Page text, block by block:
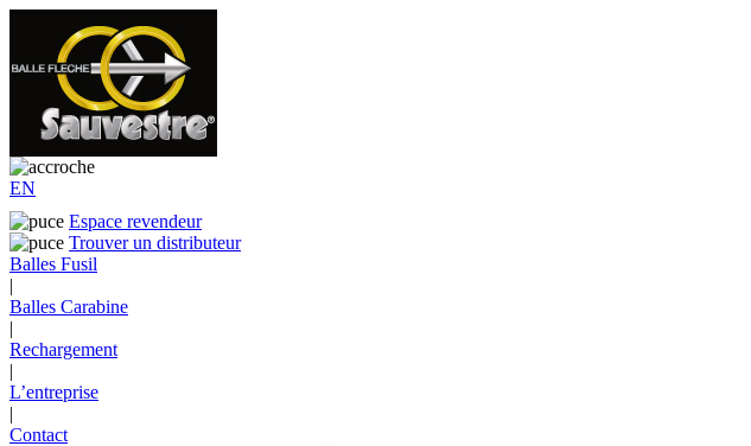
EN
Espace revendeur
Trouver un distributeur
Balles Fusil
|
Balles Carabine
|
Rechargement
|
L’entreprise
|
Contact